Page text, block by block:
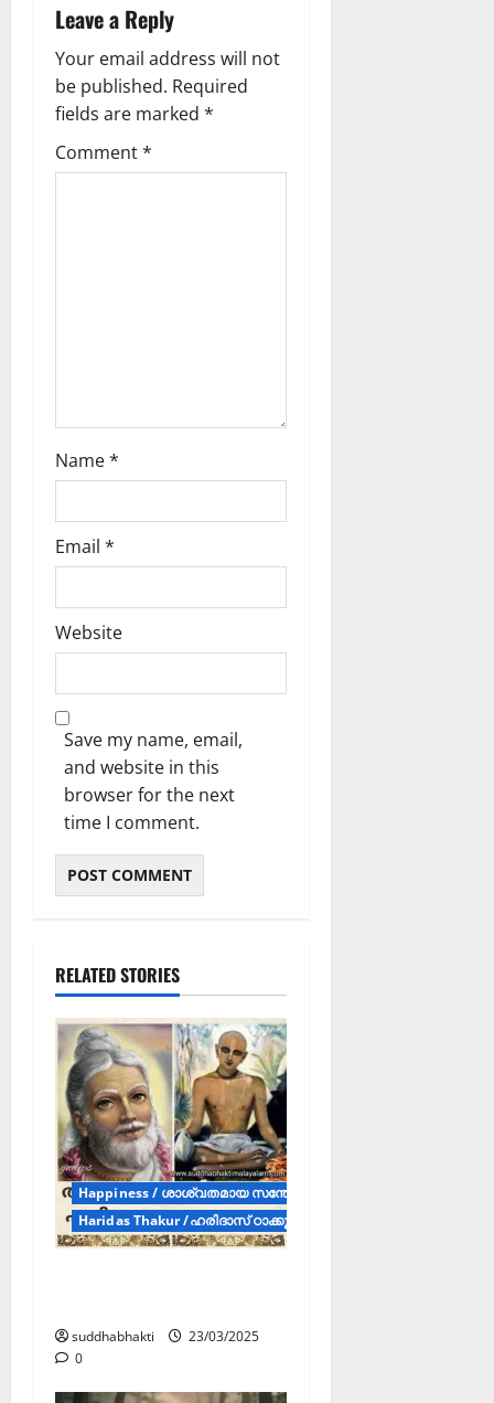
Leave a Reply
Your email address will not
be published. Required
fields are marked *
Comment*
Name*
Email *
Website
Save my name, email,
and website in this
browser for the next
time I comment.
RELATED STORIES
Happiness / ശാശ്വതമായ സന്തോഷം (Articles)
Haridas Thakur /ഹരിദാസ് ഠാക്കൂർ (Article)
suddhabhakti
23/03/2025
0